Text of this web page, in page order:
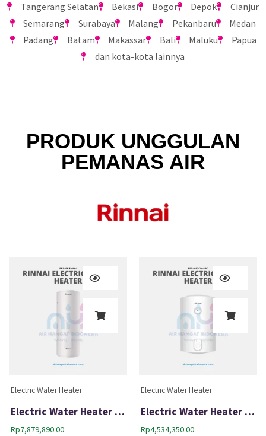
Tangerang Selatan
Bekasi Bogor Depok
Cianjur
Semarang
Surabaya Malang Pekanbaru
Medan
Padang
Batam Makassar Bali Maluku
Papua
dan kota-kota lainnya
PRODUK UNGGULAN
PEMANAS AIR
Electric Water Heater
Electric Water Heater Rinnai RES-EE4140V
Rp7,879,890.00
Electric Water Heater
Electric Water Heater Rinnai RES-A100V-15C
Rp4,534,350.00